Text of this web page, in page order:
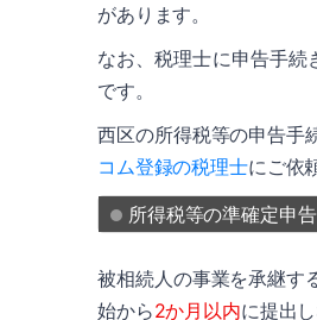
があります。
なお、税理士に申告手続
です。
西区の所得税等の申告手
コム登録の税理士にご依
所得税等の準確定申
被相続人の事業を承継す
始から2か月以内に提出